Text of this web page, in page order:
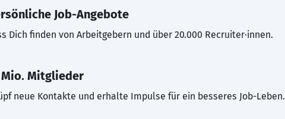
Job-Angebote
Dich finden von Arbeitgebern und über 20.000 Recruiter·innen.
Mio. Mitglieder
neue Kontakte und erhalte Impulse für ein besseres Job-Leben.